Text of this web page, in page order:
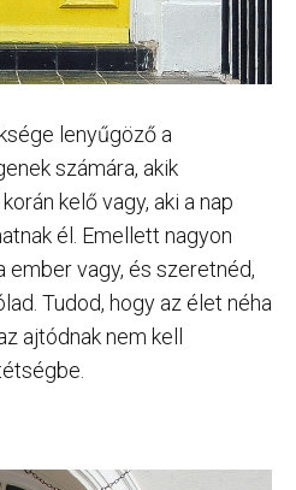
lenyűgöző a
számára, akik
kelő vagy, aki a nap
él. Emellett nagyon
vagy, és szeretnéd,
Tudod, hogy az élet néha
ajtódnak nem kell